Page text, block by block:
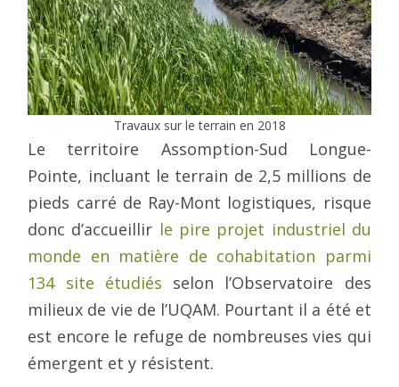
Travaux sur le terrain en 2018
Le territoire Assomption-Sud Longue-
Pointe, incluant le terrain de 2,5 millions de
pieds carré de Ray-Mont logistiques, risque
donc d’accueillir le pire projet industriel du
monde en matière de cohabitation parmi
134 site étudiés selon l’Observatoire des
milieux de vie de l’UQAM. Pourtant il a été et
est encore le refuge de nombreuses vies qui
émergent et y résistent.